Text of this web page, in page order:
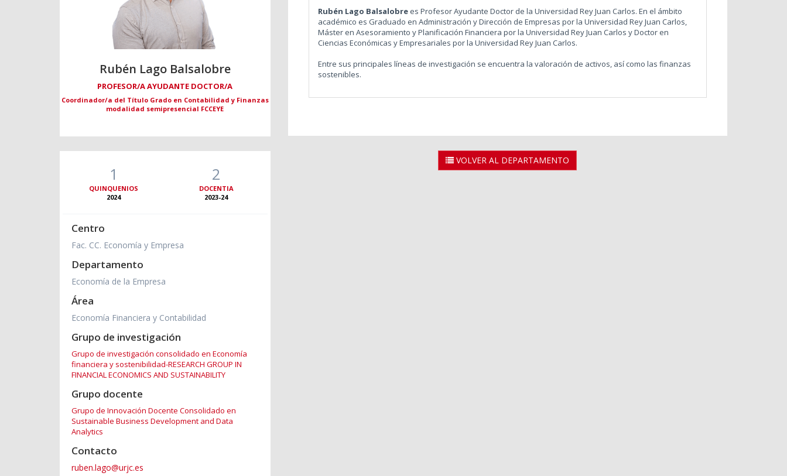
Rubén Lago Balsalobre
PROFESOR/A AYUDANTE DOCTOR/A
Coordinador/a del Título Grado en Contabilidad y Finanzas
modalidad semipresencial FCCEYE
1
QUINQUENIOS
2024
2
DOCENTIA
2023-24
Centro
Fac. CC. Economía y Empresa
Departamento
Economía de la Empresa
Área
Economía Financiera y Contabilidad
Grupo de investigación
Grupo de investigación consolidado en Economía
financiera y sostenibilidad-RESEARCH GROUP IN
FINANCIAL ECONOMICS AND SUSTAINABILITY
Grupo docente
Grupo de Innovación Docente Consolidado en
Sustainable Business Development and Data
Analytics
Contacto
ruben.lago@urjc.es
Rubén Lago Balsalobrees Profesor Ayudante Doctor de la Universidad Rey Juan Carlos. En el ámbito
académico es Graduado en Administración y Dirección de Empresas por la Universidad Rey Juan Carlos,
Máster en Asesoramiento y Planificación Financiera por la Universidad Rey Juan Carlos y Doctor en
Ciencias Económicas y Empresariales por la Universidad Rey Juan Carlos.
Entre sus principales líneas de investigación se encuentra la valoración de activos, así como las finanzas
sostenibles.
VOLVER AL DEPARTAMENTO